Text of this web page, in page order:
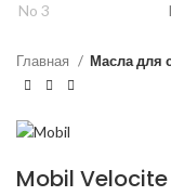
Главная Масла для
Mobil Velocite